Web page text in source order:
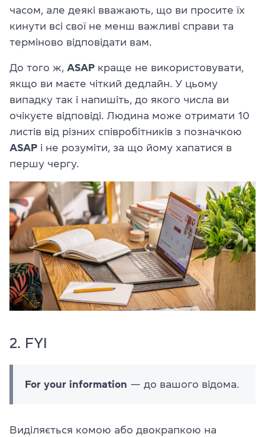
часом, але деякі вважають, що ви просите їх
кинути всі свої не менш важливі справи та
терміново відповідати вам.
До того ж, ASAP краще не використовувати,
якщо ви маєте чіткий дедлайн. У цьому
випадку так і напишіть, до якого числа ви
очікуєте відповіді. Людина може отримати 10
листів від різних співробітників з позначкою
ASAP і не розуміти, за що йому хапатися в
першу чергу.
2. FYI
For your information — до вашого відома.
Виділяється комою або двокрапкою на